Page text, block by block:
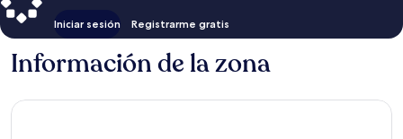
Iniciar sesión Registrarme gratis
Información de la zona